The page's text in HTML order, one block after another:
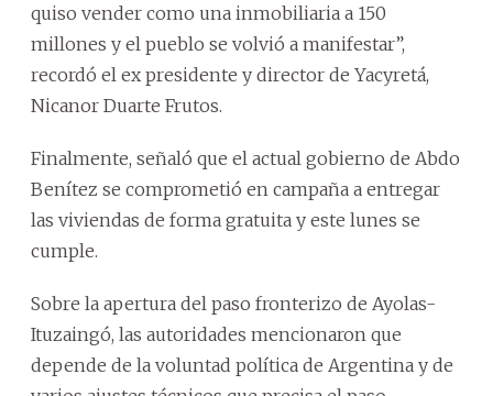
quiso vender como una inmobiliaria a 150
millones y el pueblo se volvió a manifestar”,
recordó el ex presidente y director de Yacyretá,
Nicanor Duarte Frutos.
Finalmente, señaló que el actual gobierno de Abdo
Benítez se comprometió en campaña a entregar
las viviendas de forma gratuita y este lunes se
cumple.
Sobre la apertura del paso fronterizo de Ayolas-
Ituzaingó, las autoridades mencionaron que
depende de la voluntad política de Argentina y de